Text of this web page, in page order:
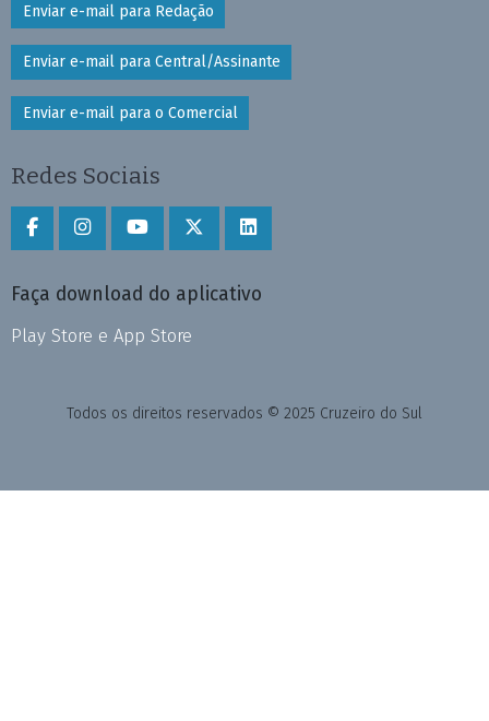
Enviar e-mail para Redação
Enviar e-mail para Central/Assinante
Enviar e-mail para o Comercial
Redes Sociais
Faça download do aplicativo
Play Store e App Store
Todos os direitos reservados © 2025 Cruzeiro do Sul